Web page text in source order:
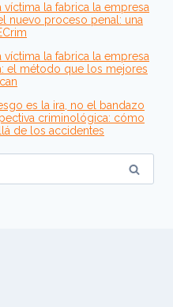
la fabrica la empresa
nuevo proceso penal: una
la fabrica la empresa
el método que los mejores
es la ira, no el bandazo
criminológica: cómo
de los accidentes